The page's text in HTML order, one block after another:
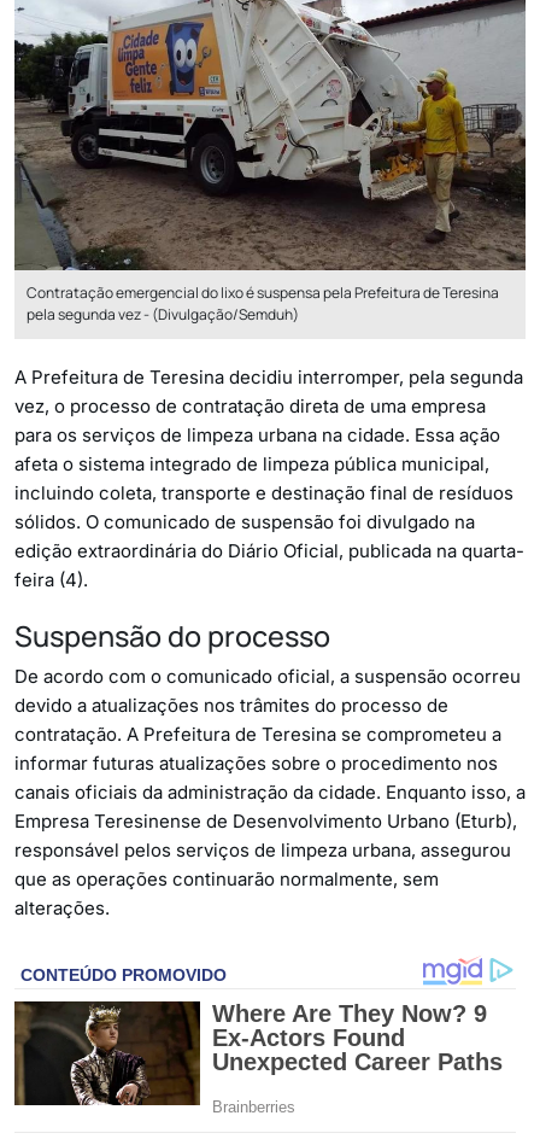
Contratação emergencial do lixo é suspensa pela Prefeitura de Teresina
pela segunda vez - (Divulgação/Semduh)
A Prefeitura de Teresina decidiu interromper, pela segunda
vez, o processo de contratação direta de uma empresa
para os serviços de limpeza urbana na cidade. Essa ação
afeta o sistema integrado de limpeza pública municipal,
incluindo coleta, transporte e destinação final de resíduos
sólidos. O comunicado de suspensão foi divulgado na
edição extraordinária do Diário Oficial, publicada na quarta-
feira (4).
Suspensão do processo
De acordo com o comunicado oficial, a suspensão ocorreu
devido a atualizações nos trâmites do processo de
contratação. A Prefeitura de Teresina se comprometeu a
informar futuras atualizações sobre o procedimento nos
canais oficiais da administração da cidade. Enquanto isso, a
Empresa Teresinense de Desenvolvimento Urbano (Eturb),
responsável pelos serviços de limpeza urbana, assegurou
que as operações continuarão normalmente, sem
alterações.